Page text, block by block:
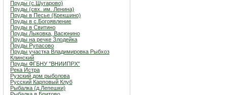
Пруды (с.Шугарово)
Пруды (свх. им. Ленина)
Пруды в Песье (Крекшино)
Пруды в с.Богоявление
Пруды в Свитино
Пруды Лыковка, Васюнино
Пруды на речке Злодейка
Пруды Рупасово
Пруды участка Владимировка Рыбхоз
Клинский
Пруды ФГБНУ "ВНИИПРХ"
Река Истра
Рузский дом рыболова
Русский Карповый Клуб
Рыбалка (д.Лепешки)